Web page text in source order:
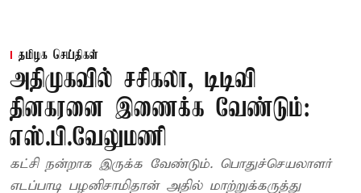
தமிழக செய்திகள்
அதிமுகவில் சசிகலா, டிடிவி
தினகரனை இணைக்க வேண்டும்:
எஸ்.பி.வேலுமணி
கட்சி நன்றாக இருக்க வேண்டும். பொதுச்செயலாளர்
எடப்பாடி பழனிசாமிதான் அதில் மாற்றுக்கருத்து